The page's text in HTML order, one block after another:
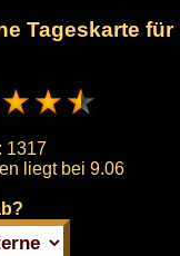
Tageskarte für
1317
liegt bei 9.06